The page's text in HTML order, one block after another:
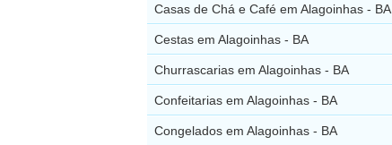
Casas de Chá e Café em Alagoinhas - BA
Cestas em Alagoinhas - BA
Churrascarias em Alagoinhas - BA
Confeitarias em Alagoinhas - BA
Congelados em Alagoinhas - BA